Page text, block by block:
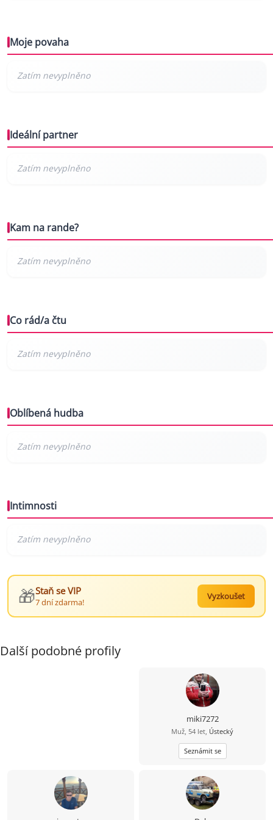
Moje povaha
Ideální partner
Kam na rande?
Co rád/a čtu
Oblíbená hudba
Intimnosti
🎁Staň se VIP
7 dní zdarma!
Vyzkoušet
Další podobné profily
miki7272
Muž, 54 let, Ústecký
Seznámit se